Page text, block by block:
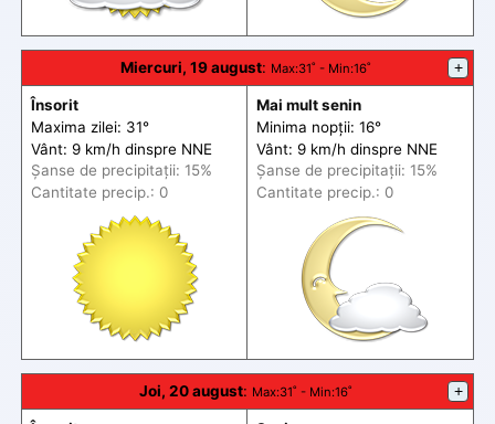
Miercuri, 19 august: Max:31˚ - Min:16˚ +
Însorit
Maxima zilei: 31°
Vânt: 9 km/h dinspre NNE
Șanse de precipitații: 15%
Cantitate precip.: 0
Mai mult senin
Minima nopții: 16°
Vânt: 9 km/h dinspre NNE
Șanse de precipitații: 15%
Cantitate precip.: 0
Joi, 20 august: Max:31˚ - Min:16˚ +